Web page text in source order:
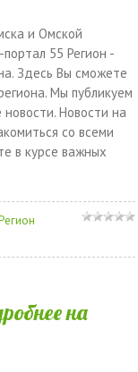
и Омской
55 Регион -
Здесь Вы сможете
Мы публикуем
Новости на
со всеми
в курсе важных
на